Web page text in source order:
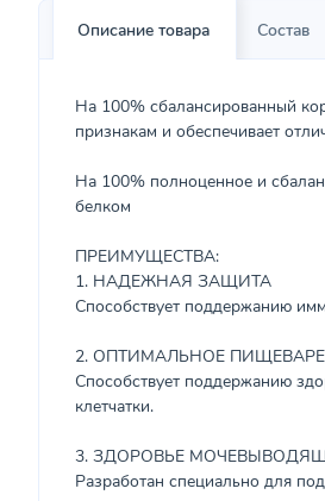
Описание товара Состав
На 100% сбалансированный
признакам и обеспечивает
На 100% полноценное и
белком
ПРЕИМУЩЕСТВА:
1. НАДЕЖНАЯ ЗАЩИТА
Способствует поддержанию
2. ОПТИМАЛЬНОЕ
Способствует поддержанию
клетчатки.
3. ЗДОРОВЬЕ
Разработан специально для